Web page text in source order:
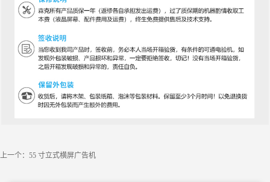
上一个：55 寸立式横屏广告机